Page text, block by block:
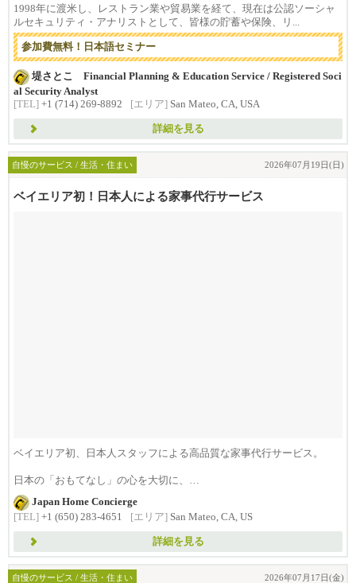
1998年に渡米し、レストラン業や貿易業を経て、現在は公認ソーシャ
ルセキュリティ・アナリストとして、皆様の貯蓄や保険、リ...
参加費無料！日本語セミナー
堤さとこ Financial Planning & Education Service / Registered Soci
al Security Analyst
[TEL] +1 (714) 269-8892 [エリア] San Mateo, CA, USA
詳細を見る
自慢のサービス / 生活・住まい 2026年07月19日(日)
ベイエリア初！日本人による家事代行サービス
ベイエリア初、日本人スタッフによる高品質な家事代行サービス。
日本の「おもてなし」の心を大切に、
日...
Japan Home Concierge
[TEL] +1 (650) 283-4651 [エリア] San Mateo, CA, US
詳細を見る
自慢のサービス / 生活・住まい 2026年07月17日(金)